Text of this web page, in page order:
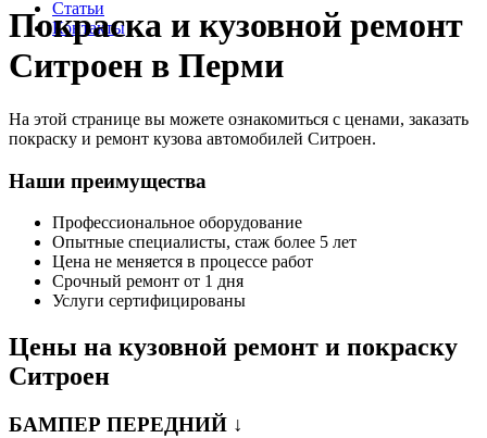
Статьи
Контакты
Покраска и кузовной ремонт
Ситроен в Перми
На этой странице вы можете ознакомиться с ценами, заказать
покраску и ремонт кузова автомобилей Ситроен.
Наши преимущества
Профессиональное оборудование
Опытные специалисты, стаж более 5 лет
Цена не меняется в процессе работ
Срочный ремонт от 1 дня
Услуги сертифицированы
Цены на кузовной ремонт и покраску
Ситроен
БАМПЕР ПЕРЕДНИЙ ↓